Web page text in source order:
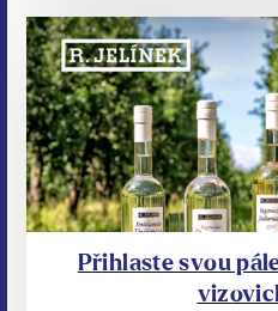
Přihlaste svou